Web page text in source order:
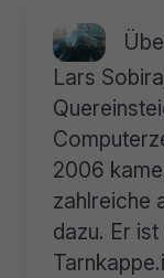
Lars
2006
zahlreiche
dazu. Er